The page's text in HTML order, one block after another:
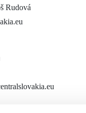
kulturális program
Rudová